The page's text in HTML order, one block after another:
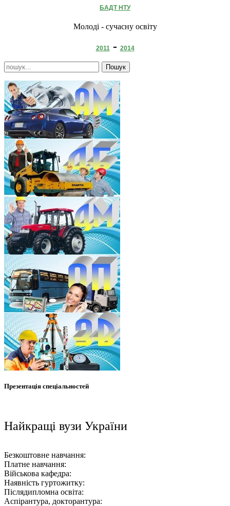
БАДТ НТУ
Молоді - сучасну освіту
2011- 2014
Презентація спеціальностей
Найкращі вузи України
Безкоштовне навчання:
Платне навчання:
Військова кафедра:
Наявність гуртожитку:
Післядипломна освіта:
Аспірантура, докторантура: